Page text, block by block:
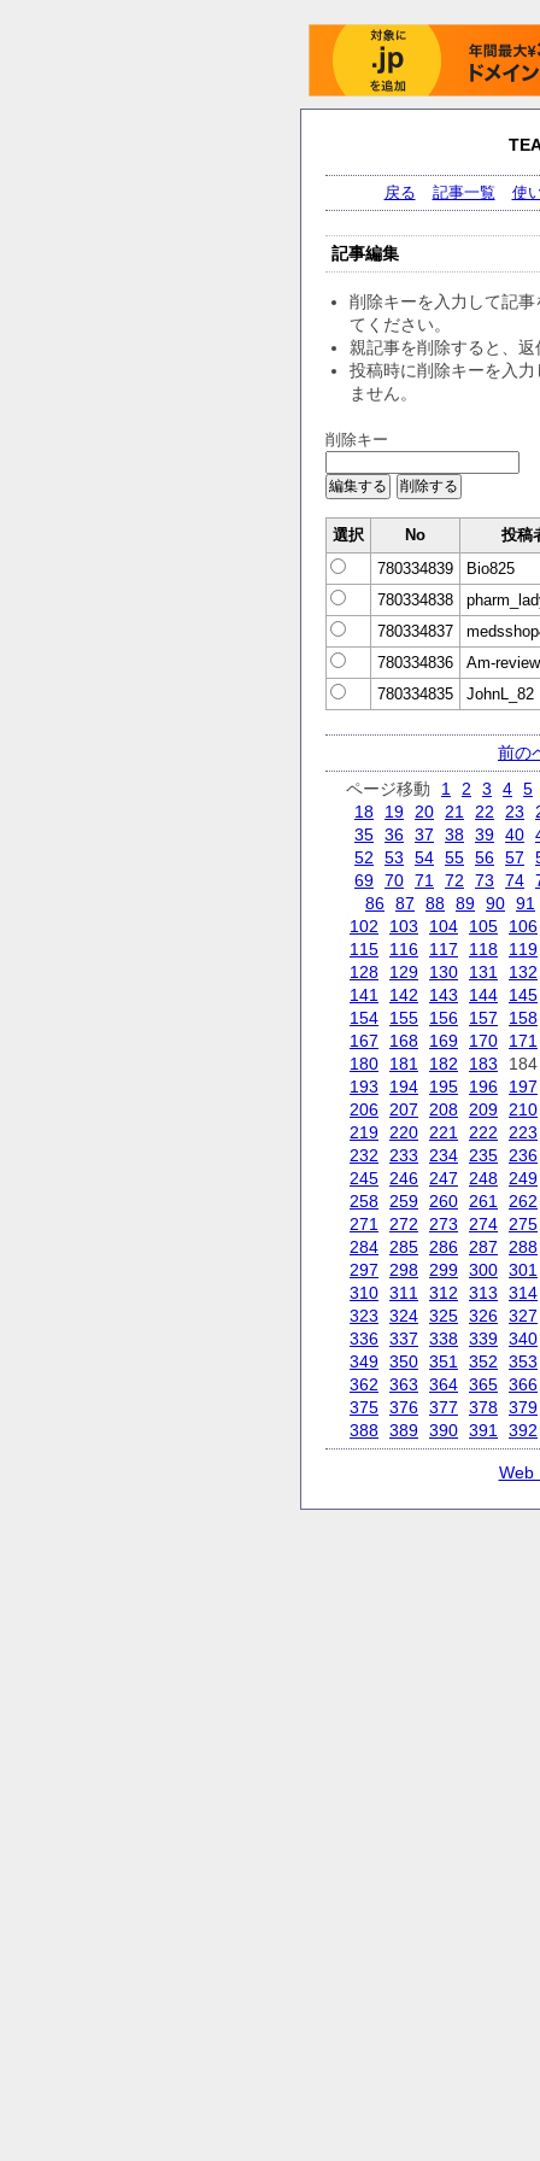
戻る 記事一覧 使
記事編集
削除キーを入力して記事
てください。
親記事を削除すると、
投稿時に削除キーを入
ません。
削除キー
選択 No
投稿
780334839
Bio825
780334838
780334837
780334836
Am-
780334835
JohnL_82
前の
ページ移動
1 2 3 4 5
18
19 20 21 22 23
35 36 37 38 39 40
52
53 54 55 56 57
69 70 71 72 73 74
86 87 88 89 90 91
102
103 104 105
106
115
116 117 118
119
128
129 130 131
132
141
142 143 144
145
154
155 156 157
158
167
168 169 170
171
180
181 182 183
184
193
194 195 196
197
206
207 208 209
210
219
220 221 222
223
232
233 234 235
236
245
246 247 248
249
258
259 260 261
262
271
272 273 274
275
284
285 286 287
288
297
298 299 300 301
310 311 312 313
314
323
324 325 326 327
336 337 338 339 340
349 350 351 352
353
362
363 364 365 366
375 376 377 378 379
388 389 390 391 392
Web